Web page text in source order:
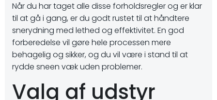
Når du har taget alle disse forholdsregler og er klar
til at gå i gang, er du godt rustet til at håndtere
snerydning med lethed og effektivitet. En god
forberedelse vil gøre hele processen mere
behagelig og sikker, og du vil være i stand til at
rydde sneen væk uden problemer.
Valg af udstyr